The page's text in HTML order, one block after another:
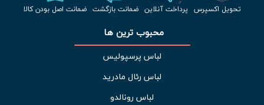
تحویل اکسپرس پرداخت آنلاین ضمانت بازگشت ضمانت اصل بودن کالا
محبوب ترین ها
لباس پرسپولیس
لباس رئال مادرید
لباس رونالدو